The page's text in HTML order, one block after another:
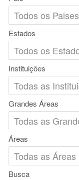
Estados
Instituições
Grandes Áreas
Áreas
Busca